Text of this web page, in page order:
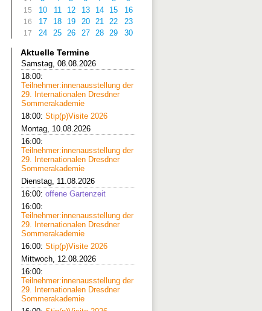
15 10 11 12 13 14 15 16
16 17 18 19 20 21 22 23
17 24 25 26 27 28 29 30
Aktuelle Termine
Samstag, 08.08.2026
18:00:
Teilnehmer:innenausstellung der
29. Internationalen Dresdner
Sommerakademie
18:00: Stip(p)Visite 2026
Montag, 10.08.2026
16:00:
Teilnehmer:innenausstellung der
29. Internationalen Dresdner
Sommerakademie
Dienstag, 11.08.2026
16:00: offene Gartenzeit
16:00:
Teilnehmer:innenausstellung der
29. Internationalen Dresdner
Sommerakademie
16:00: Stip(p)Visite 2026
Mittwoch, 12.08.2026
16:00:
Teilnehmer:innenausstellung der
29. Internationalen Dresdner
Sommerakademie